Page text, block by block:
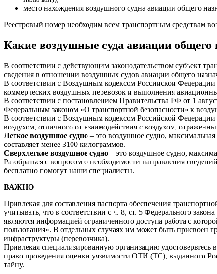
место нахождения воздушного судна авиации общего
Реестровый номер необходим всем транспортным средствам
Какие воздушные суда авиации
В соответствии с действующим законодательством субъект
сведения в отношении воздушных судов авиации общего
В соответствии с Воздушным кодексом Российской
коммерческих воздушных перевозок и выполнения
В соответствии с постановлением Правительства РФ от 1
Федеральным законом «О транспортной безопасности» к
В соответствии с Воздушным кодексом Российской
воздухом, отличного от взаимодействия с воздухом,
Легкое воздушное судно – это воздушное судно, максимальная
составляет менее 3100 килограммов.
Сверхлегкое воздушное судно – это воздушное судно,
Разобраться с вопросом о необходимости направления
бесплатно помогут наши специалисты.
ВАЖНО
Привлекая для составления паспорта обеспечения
учитывать, что в соответствии с ч. 8, ст. 5 Федерального
являются информацией ограниченного доступа работа с
пользования». В отдельных случаях им может быть присвоен
инфраструктуры (перевозчика).
Привлекая специализированную организацию
право проведения оценки уязвимости ОТИ (ТС), выданного
тайну.